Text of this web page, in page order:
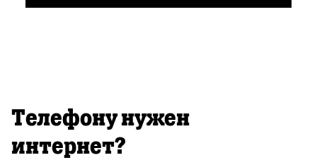
Tелефону нужен
интернет?